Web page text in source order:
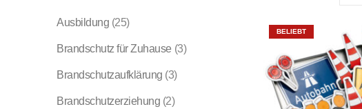
BELIEBT
Ausbildung (25)
Brandschutz für Zuhause (3)
Brandschutzaufklärung (3)
Brandschutzerziehung (2)